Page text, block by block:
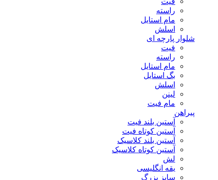
راسته
مام استایل
اسلش
شلوار پارچه ای
فیت
راسته
مام استایل
بگ استایل
اسلش
لینن
مام فیت
پیراهن
آستین بلند فیت
آستین کوتاه فیت
آستین بلند کلاسیک
آستین کوتاه کلاسیک
لش
یقه انگلیسی
سایز بزرگ